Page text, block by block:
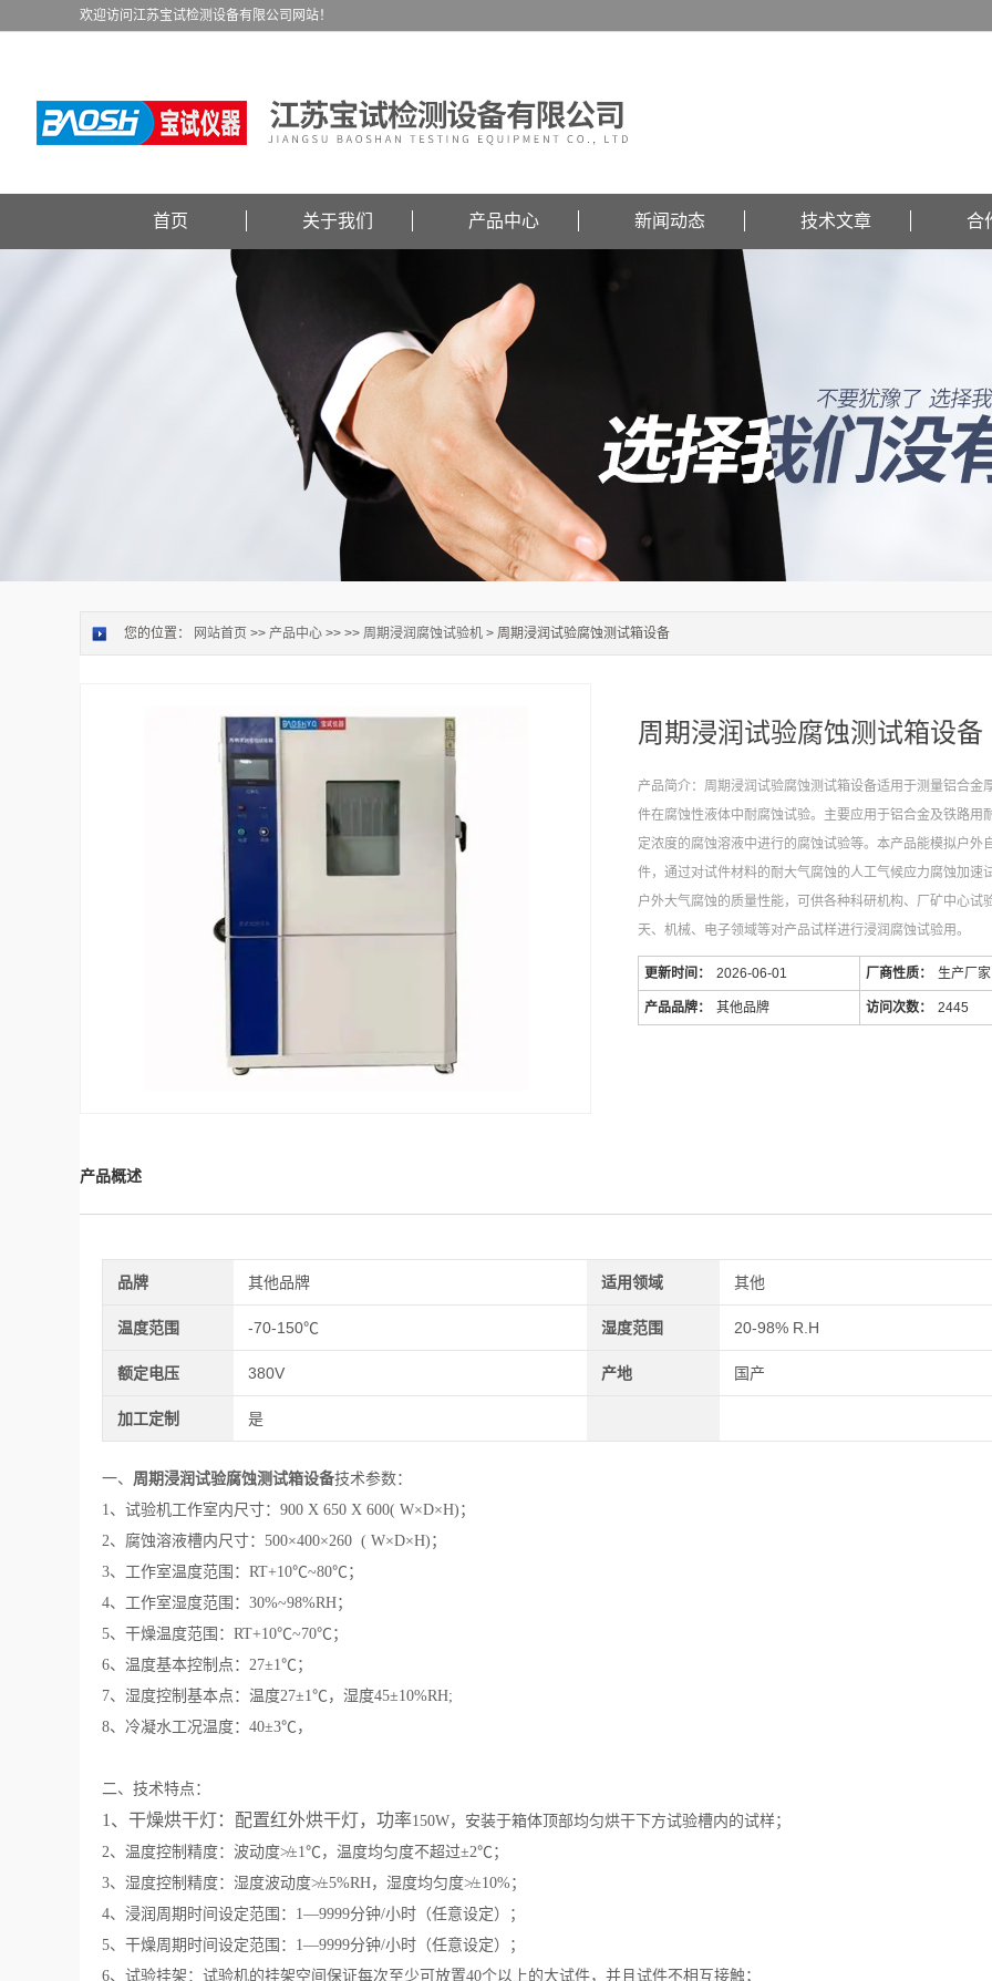
欢迎访问江苏宝试检测设备有限公司网站！
首页 关于我们 产品中心 新闻动态 技术文章 合
您的位置： 网站首页 >> 产品中心 >> >> 周期浸润腐蚀试验机 > 周期浸润试验腐蚀测试箱设备
周期浸润试验腐蚀测试箱设备
产品简介：周期浸润试验腐蚀测试箱设备适用于测量铝合金
件在腐蚀性液体中耐腐蚀试验。主要应用于铝合金及铁路用
定浓度的腐蚀溶液中进行的腐蚀试验等。本产品能模拟户外
件，通过对试件材料的耐大气腐蚀的人工气候应力腐蚀加速
户外大气腐蚀的质量性能，可供各种科研机构、厂矿中心试
天、机械、电子领域等对产品试样进行浸润腐蚀试验用。
更新时间： 2026-06-01 厂商性质： 生产厂家
产品品牌： 其他品牌 访问次数： 2445
产品概述
品牌 其他品牌 适用领域 其他
温度范围 -70-150℃ 湿度范围 20-98% R.H
额定电压 380V 产地 国产
加工定制 是
一、 周期浸润试验腐蚀测试箱设备技术参数：
1、试验机工作室内尺寸：900 X 650 X 600( W×D×H)；
2、腐蚀溶液槽内尺寸：500×400×260 ( W×D×H)；
3、工作室温度范围：RT+10℃~80℃；
4、工作室湿度范围：30%~98%RH；
5、干燥温度范围：RT+10℃~70℃；
6、温度基本控制点：27±1℃；
7、湿度控制基本点：温度27±1℃，湿度45±10%RH;
8、冷凝水工况温度：40±3℃，
二、技术特点：
1、干燥烘干灯：配置红外烘干灯，功率150W，安装于箱体顶部均匀烘干下方试验槽内的试样；
2、温度控制精度：波动度≯±1℃，温度均匀度不超过±2℃；
3、湿度控制精度：湿度波动度≯±5%RH，湿度均匀度≯±10%；
4、浸润周期时间设定范围：1—9999分钟/小时（任意设定）；
5、干燥周期时间设定范围：1—9999分钟/小时（任意设定）；
6、试验挂架：试验机的挂架空间保证每次至少可放置40个以上的大试件，并且试件不相互接触；